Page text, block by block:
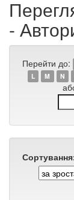
-
Перейти до:
L
M N